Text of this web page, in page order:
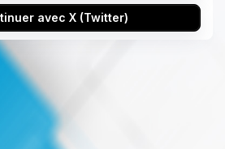
avec X (Twitter)